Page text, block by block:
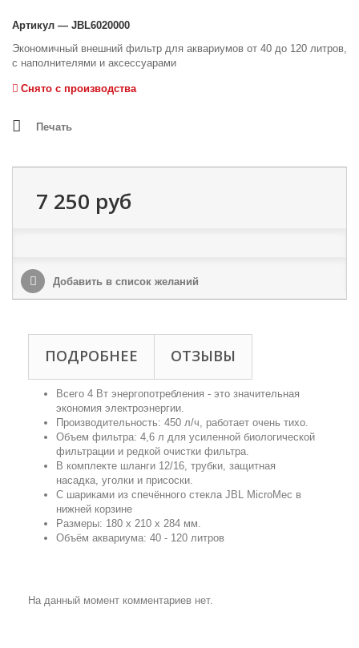
Артикул — JBL6020000
Экономичный внешний фильтр для аквариумов от 40 до 120 литров,
с наполнителями и аксессуарами
 Снято с производства
Печать
7 250 руб
Добавить в список желаний
ПОДРОБНЕЕ ОТЗЫВЫ
Всего 4 Вт энергопотребления - это значительная
экономия электроэнергии.
Производительность: 450 л/ч, работает очень тихо.
Объем фильтра: 4,6 л для усиленной биологической
фильтрации и редкой очистки фильтра.
В комплекте шланги 12/16, трубки, защитная
насадка, уголки и присоски.
С шариками из спечённого стекла JBL MicroMec в
нижней корзине
Размеры: 180 х 210 х 284 мм.
Объём аквариума: 40 - 120 литров
На данный момент комментариев нет.